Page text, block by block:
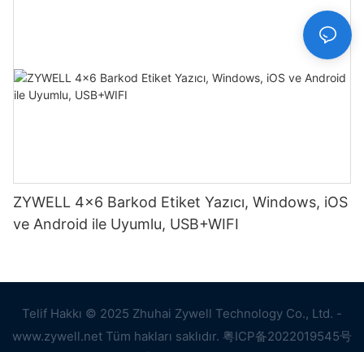
ZYWELL 4x6 Barkod Etiket Yazıcı, Windows, iOS
ve Android ile Uyumlu, USB+WIFI
Telif Hakkı © 2025 Zhuhai Zywell Technology Co., Ltd. -
www.zywell.net Tüm hakları saklıdır. 粤ICP备2022019545号